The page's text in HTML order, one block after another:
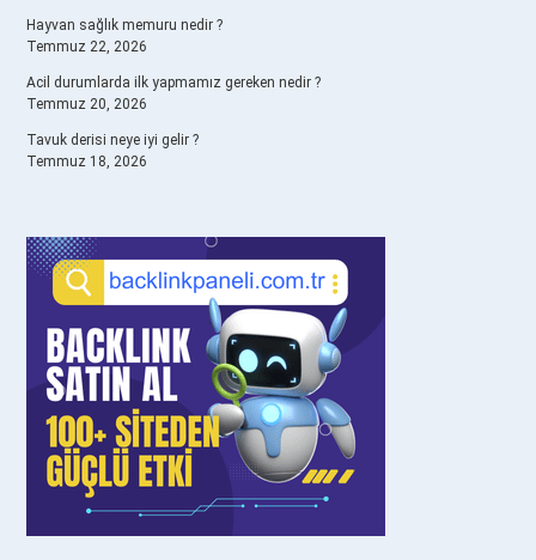
Hayvan sağlık memuru nedir ?
Temmuz 22, 2026
Acil durumlarda ilk yapmamız gereken nedir ?
Temmuz 20, 2026
Tavuk derisi neye iyi gelir ?
Temmuz 18, 2026